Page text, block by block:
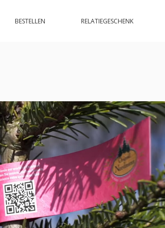
BESTELLEN RELATIEGESCHENK